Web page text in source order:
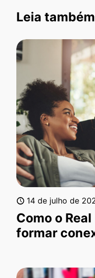
Leia
14 de julho de
Como o
formar